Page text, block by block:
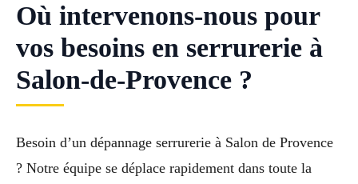
Où intervenons-nous pour
vos besoins en serrurerie à
Salon-de-Provence ?
Besoin d’un dépannage serrurerie à Salon de Provence
? Notre équipe se déplace rapidement dans toute la